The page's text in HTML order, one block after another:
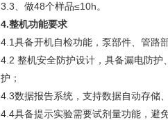
3.3、做48个样品≤10h。
4.整机功能要求
4.1具备开机自检功能，泵部件、管路
4.2 整机安全防护设计，具备漏电防
护；
4.3数据报告系统，支持数据自动存储
4.4具备提示实验需要试剂量功能，避